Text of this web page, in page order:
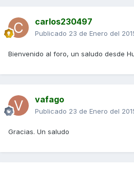
carlos230497
Publicado 23 de Enero del
Bienvenido al foro, un saludo desde
vafago
Publicado 23 de Enero del
Gracias. Un saludo